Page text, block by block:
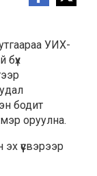
УИХ-
бүх
бодит
оруулна.
үүсвэрээр